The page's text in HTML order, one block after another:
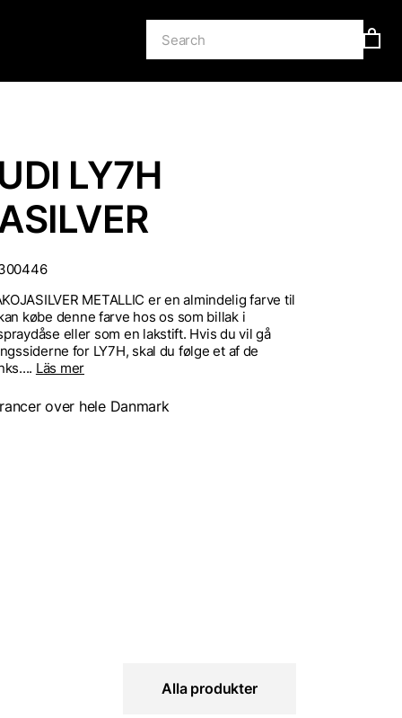
LY7H
METALLIC er en almindelig farve til
købe denne farve hos os som billak i
eller som en lakstift. Hvis du vil gå
for LY7H, skal du følge et af de
Läs mer
over hele Danmark
Alla produkter